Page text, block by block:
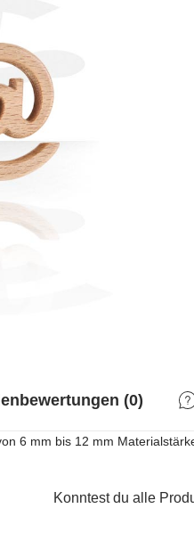
(0)
6 mm bis 12 mm
Konntest du alle